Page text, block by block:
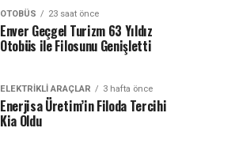
OTOBÜS 23 saat önce
Enver Geçgel Turizm 63 Yıldız
Otobüs ile Filosunu Genişletti
ELEKTRIKLI ARAÇLAR 3 hafta önce
Enerjisa Üretim’in Filoda Tercihi
Kia Oldu